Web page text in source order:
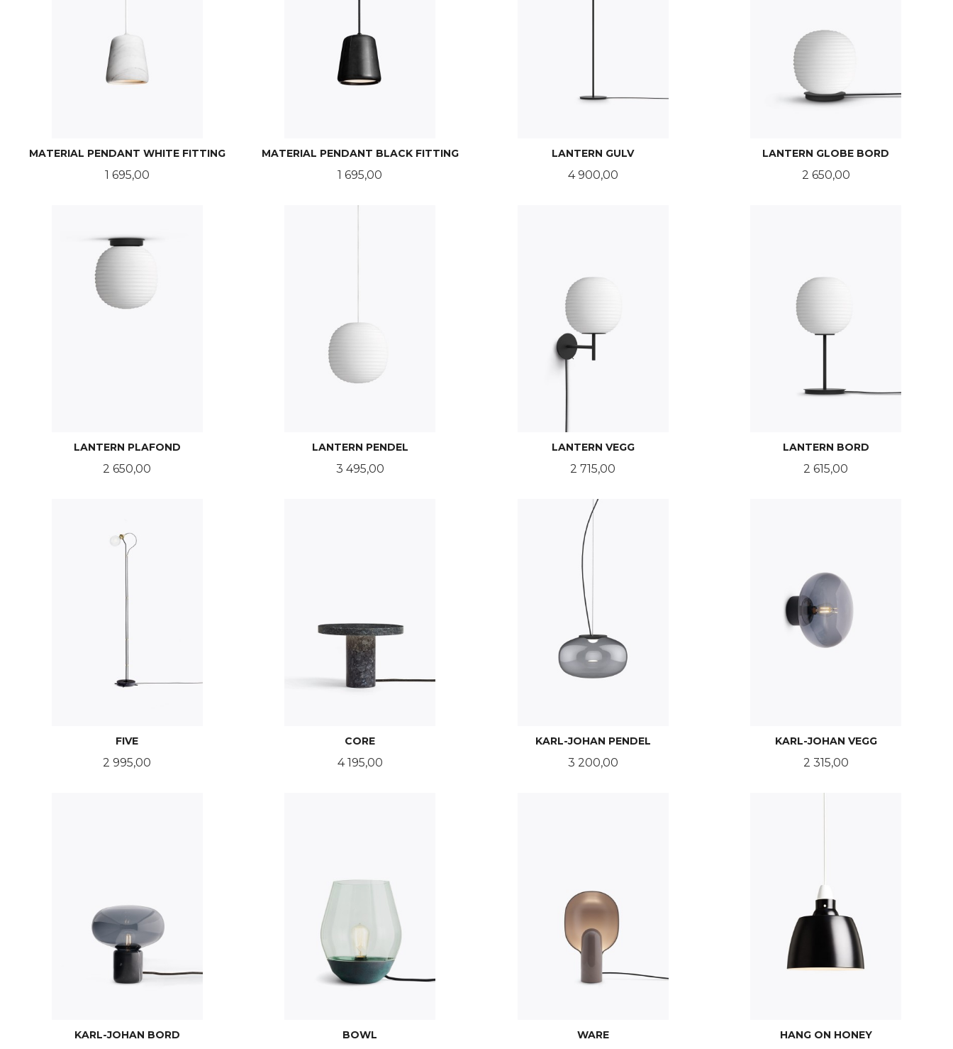
MATERIAL PENDANT WHITE FITTING
Pris
1 695,00
MATERIAL PENDANT BLACK FITTING
Pris
1 695,00
LANTERN GULV
Pris
4 900,00
LANTERN GLOBE BORD
Pris
2 650,00
LANTERN PLAFOND
Pris
2 650,00
LANTERN PENDEL
Pris
3 495,00
LANTERN VEGG
Pris
2 715,00
KJØP
LANTERN BORD
Pris
2 615,00
FIVE
Pris
2 995,00
CORE
Pris
4 195,00
KARL-JOHAN PENDEL
Pris
3 200,00
KARL-JOHAN VEGG
Pris
2 315,00
KARL-JOHAN BORD BOWL WARE HANG ON HONEY